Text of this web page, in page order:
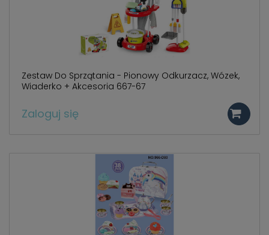
Zestaw Do Sprzątania - Pionowy Odkurzacz, Wózek,
Wiaderko + Akcesoria 667-67
Zaloguj się